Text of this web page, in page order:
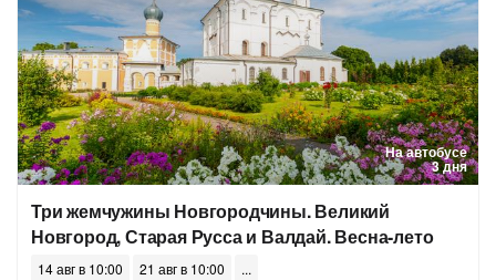
На автобусе
3 дня
Три жемчужины Новгородчины. Великий
Новгород, Старая Русса и Валдай. Весна-лето
14 авг в 10:00
21 авг в 10:00